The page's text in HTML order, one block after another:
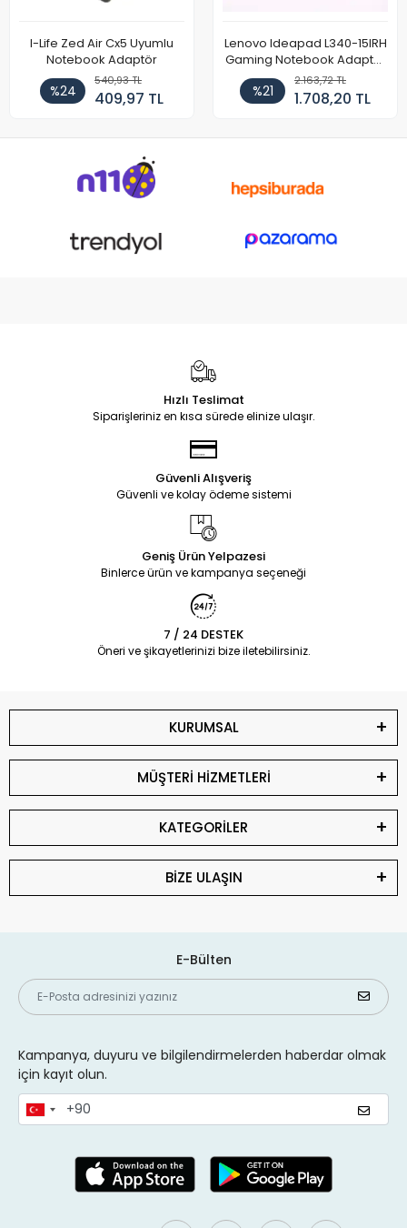
I-Life Zed Air Cx5 Uyumlu
Notebook Adaptör
%24
540,93 TL
409,97 TL
Lenovo Ideapad L340-15IRH
Gaming Notebook Adaptör
Cihazı Şarj Aleti (150W)
%21
2.163,72 TL
1.708,20 TL
Hızlı Teslimat
Siparişleriniz en kısa sürede elinize ulaşır.
Güvenli Alışveriş
Güvenli ve kolay ödeme sistemi
Geniş Ürün Yelpazesi
Binlerce ürün ve kampanya seçeneği
7 / 24 DESTEK
Öneri ve şikayetlerinizi bize iletebilirsiniz.
KURUMSAL
MÜŞTERİ HİZMETLERİ
KATEGORİLER
BİZE ULAŞIN
E-Bülten
Kampanya, duyuru ve bilgilendirmelerden haberdar olmak
için kayıt olun.